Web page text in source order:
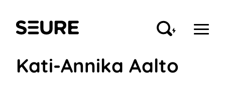
sisältöön
Seure
Kati-Annika Aalto